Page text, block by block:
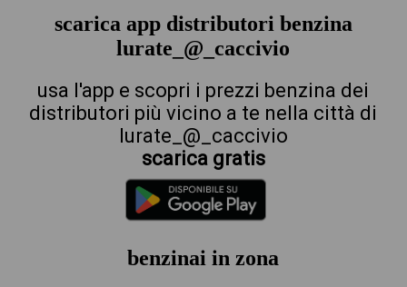
scarica app distributori benzina
lurate_@_caccivio
usa l'app e scopri i prezzi benzina dei
distributori più vicino a te nella città di
lurate_@_caccivio
scarica gratis
benzinai in zona